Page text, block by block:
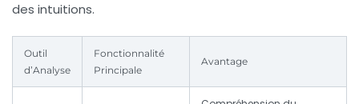
des intuitions.
Outil
d’Analyse
Fonctionnalité
Principale
Avantage